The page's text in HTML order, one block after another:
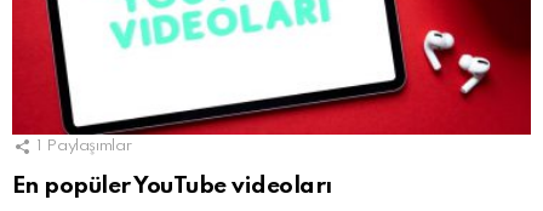
1 Paylaşımlar
En popüler YouTube videoları